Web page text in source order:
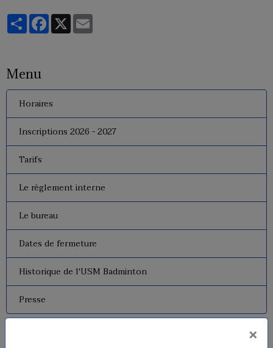
PartagerFacebook
X
Menu
Horaires
Inscriptions 2026 - 2027
Tarifs
Le règlement interne
Le bureau
Dates de fermeture
Historique de l'USM Badminton
Presse
×